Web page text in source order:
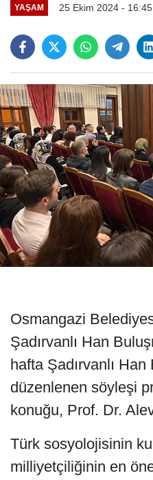
YAŞAM 25 Ekim 2024 - 16:45
Osmangazi
Şadırvanlı Han
hafta Şadırvanlı
düzenlenen söyleşi
konuğu, Prof. Dr.
Türk sosyolojisinin
milliyetçiliğinin en